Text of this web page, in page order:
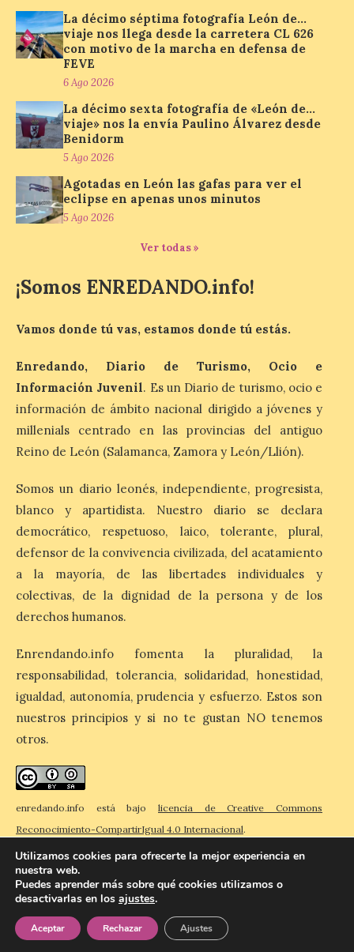
Food trucks y música en
Valencia de Don Juan en
una nueva edición de
Castle Food 2026
Castle Food combina la
música en directo con
market esperando atraer
a miles de personas. La
localidad leonesa de Valencia de Don Juan
sigue adelante con su calendario de
programa insignia de
abriéndolo a titulados de
EFP
6 Ago 2026
Las solicitudes estarán
de septiembre de 2026.
Bruselas, 6 de agosto de
2026.- La Comisión
Europea ha actualizado las normas de su
programa de prácticas, estableciendo un
marco único modernizado que hace que el
programa […]
Despega el primer avión
velocidad gratuito de
Starlink
6 Ago 2026
constelación de satélites
más avanzada del mundo, desarrollada
por SpaceX. La incorporación de esta
tecnología forma parte del compromiso
de Iberia con la innovación […]
La décimo séptima fotografía León de…
viaje nos llega desde la carretera CL 626
con motivo de la marcha en defensa de
FEVE
6 Ago 2026
La décimo sexta fotografía de «León de…
viaje» nos la envía Paulino Álvarez desde
Benidorm
5 Ago 2026
Agotadas en León las gafas para ver el
eclipse en apenas unos minutos
5 Ago 2026
Ver todas »
¡Somos ENREDANDO.info!
Vamos donde tú vas, estamos donde tú estás.
Enredando, Diario de Turismo, Ocio e
Información Juvenil. Es un Diario de turismo, ocio e
información de ámbito nacional dirigido a jóvenes y
millenials centrado en las provincias del antiguo
Reino de León (Salamanca, Zamora y León/Llión).
Somos un diario leonés, independiente, progresista,
blanco y apartidista. Nuestro diario se declara
democrático, respetuoso, laico, tolerante, plural,
defensor de la convivencia civilizada, del acatamiento
a la mayoría, de las libertades individuales y
colectivas, de la dignidad de la persona y de los
derechos humanos.
Enrendando.info fomenta la pluralidad, la
responsabilidad, tolerancia, solidaridad, honestidad,
igualdad, autonomía, prudencia y esfuerzo. Estos son
nuestros principios y si no te gustan NO tenemos
otros.
enredando.info está bajo licencia de Creative Commons
Reconocimiento-CompartirIgual 4.0 Internacional.
© 2026 Enredando Política de privacidad
Utilizamos cookies para ofrecerte la mejor experiencia en
nuestra web.
Puedes aprender más sobre qué cookies utilizamos o
desactivarlas en los ajustes.
Aceptar Rechazar Ajustes